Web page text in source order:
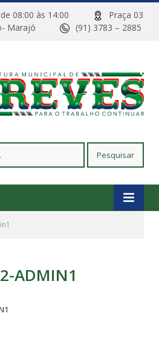
de 08:00 às 14:00
Praça 03
Marajó
(91) 3783 – 2885
ADMIN1